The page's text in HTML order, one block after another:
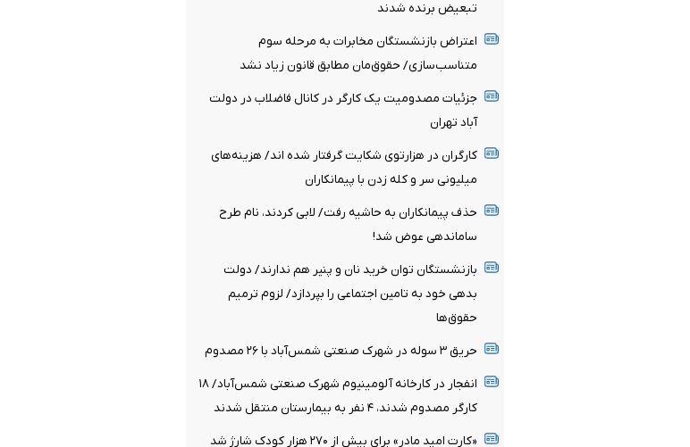
تبعیض برنده شدند
اعتراض بازنشستگان مخابرات به مرحله سوم
متناسب‌سازی/ حقوق‌مان مطابق قانون زیاد نشد
جزئیات مصدومیت یک کارگر در کانال فاضلاب در دولت
آباد تهران
کارگران در هزارتوی شکایت گرفتار شده اند/ هزینه‌های
میلیونی سر و کله زدن با پیمانکاران
حذف پیمانکاران به حاشیه رفت/ لابی کردند، نام طرح
ساماندهی عوض شد!
بازنشستگان توان خرید نان و پنیر هم ندارند/ دولت
بدهی خود به تامین اجتماعی را بپردازد/ لزوم ترمیم
حقوق‌ها
حریق ۳ سوله در شهرک صنعتی شمس‌آباد با ۲۶ مصدوم
انفجار در کارخانه آلومینیوم شهرک صنعتی شمس‌آباد/ ۱۸
کارگر مصدوم شدند، ۴ نفر به بیمارستان منتقل شدند
«کارت امید مادر» برای بیش از ۲۷۰ هزار کودک شارژ شد